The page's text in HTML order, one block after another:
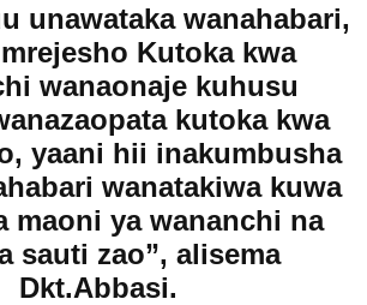
unawataka wanahabari,
Kutoka kwa
wanaonaje kuhusu
kutoka kwa
yaani hii inakumbusha
wanatakiwa kuwa
maoni ya wananchi na
sauti zao”, alisema
Dkt.Abbasi.